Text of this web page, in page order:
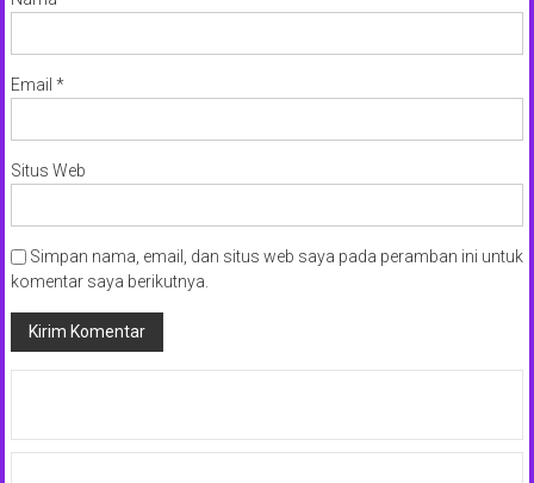
Email *
Situs Web
Simpan nama, email, dan situs web saya pada peramban ini untuk
komentar saya berikutnya.